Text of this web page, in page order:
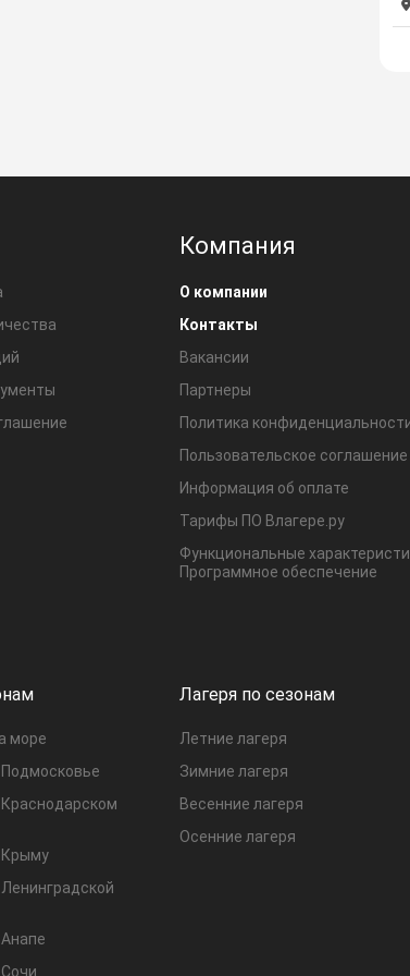
Компания
О компании
Контакты
Вакансии
Партнеры
Политика
Пользовательское соглашение
Информация об оплате
Тарифы ПО Влагере.ру
Функциональные
Программное обеспечение
море
Крыму
Лагеря по сезонам
Летние лагеря
Зимние лагеря
Весенние лагеря
Осенние лагеря